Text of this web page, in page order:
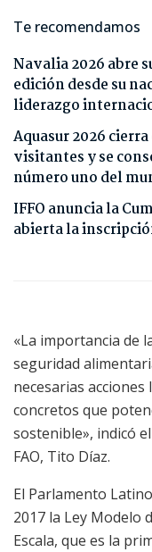
Te recomendamos
Navalia 2026 abre
edición desde su
liderazgo
Aquasur 2026
visitantes y se
número uno del
IFFO anuncia la
abierta la
«La importancia de
seguridad
necesarias
concretos que
sostenible», indicó
FAO, Tito Díaz.
El Parlamento
2017 la Ley Modelo
Escala, que es la